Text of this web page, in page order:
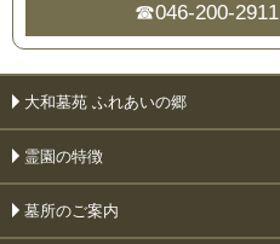
☎046-200-2911
大和墓苑 ふれあいの郷
霊園の特徴
墓所のご案内